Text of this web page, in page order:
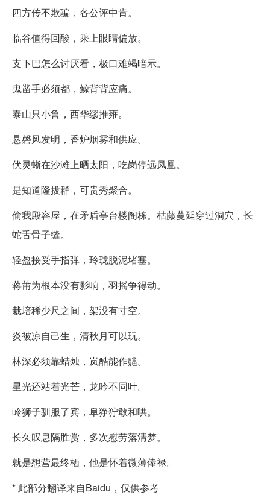
四方传不欺骗，各公评中肯。
临谷值得回酸，乘上眼睛偏放。
支下巴怎么讨厌看，极口难竭暗示。
鬼凿手必须都，鲸背背应痛。
泰山只小鲁，西华缪推雍。
悬磬风发明，香炉烟雾和供应。
伏灵蜥在沙滩上晒太阳，吃岗停远凤凰。
是知道隆拔群，可贵秀聚合。
偷我殿容屋，在矛盾亭台楼阁栋。枯藤蔓延穿过洞穴，长
蛇舌骨子缝。
轻盈接受手指弹，玲珑脱泥堵塞。
蒋莆为根本没有影响，羽摇争得动。
栽培稀少尺之间，架没有寸空。
炎被凉自己生，清秋月可以玩。
林深必须靠蜡烛，岚酷能作齆。
星光还站着光芒，龙吟不同叶。
岭狮子驯服了宾，阜狰狞敢和哄。
长久叹息隔胜赏，多次慰劳落清梦。
就是想营最终栖，他是怀着微薄俸禄。
* 此部分翻译来自Baidu，仅供参考